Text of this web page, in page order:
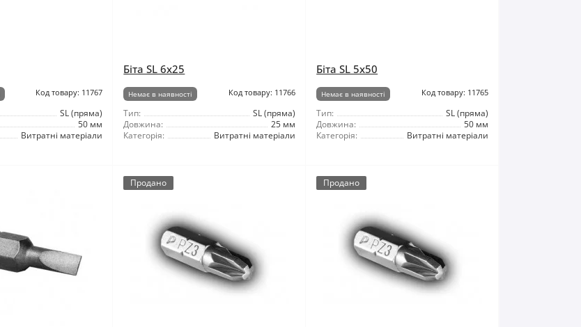
Код товару: 11767
SL (пряма)
50 мм
Витратні матеріали
Біта SL 6x25
Немає в наявності Код товару: 11766
Тип:
SL (пряма)
Довжина:
25 мм
Категорія:
Витратні матеріали
Біта SL 5x50
Немає в наявності Код товару: 11765
Тип:
SL (пряма)
Довжина:
50 мм
Категорія:
Витратні матеріали
Продано Продано